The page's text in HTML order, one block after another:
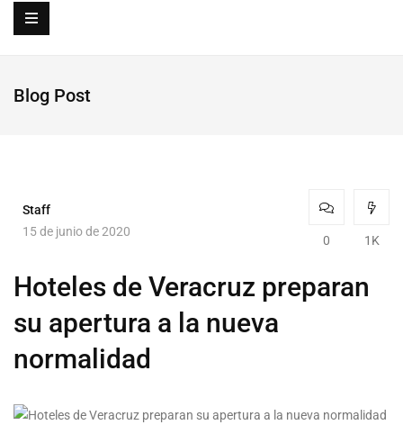
Blog Post
Staff
15 de junio de 2020
0 1K
Hoteles de Veracruz preparan
su apertura a la nueva
normalidad